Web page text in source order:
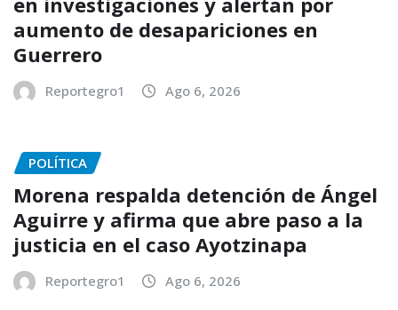
aumento de desapariciones en
Guerrero
Reportegro1 Ago 6, 2026
POLÍTICA
Morena respalda detención de Ángel
Aguirre y afirma que abre paso a la
justicia en el caso Ayotzinapa
Reportegro1 Ago 6, 2026